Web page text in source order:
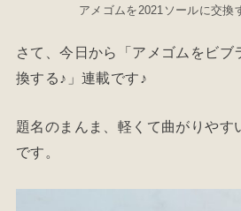
アメゴムを2021ソールに交換
さて、今日から「アメゴムをビブ
換する♪」連載です♪
題名のまんま、軽くて曲がりやす
です。